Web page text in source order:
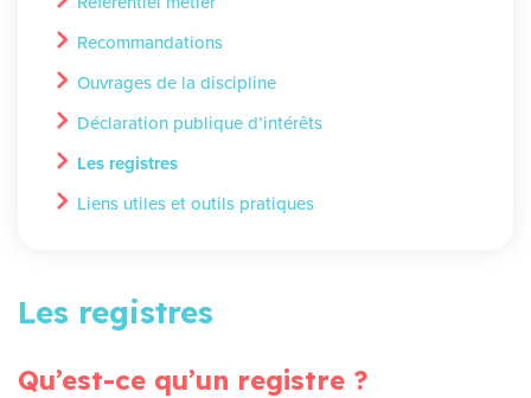
Recommandations
Ouvrages de la discipline
Déclaration publique d’intérêts
Les registres
Liens utiles et outils pratiques
Les registres
Qu’est-ce qu’un registre ?